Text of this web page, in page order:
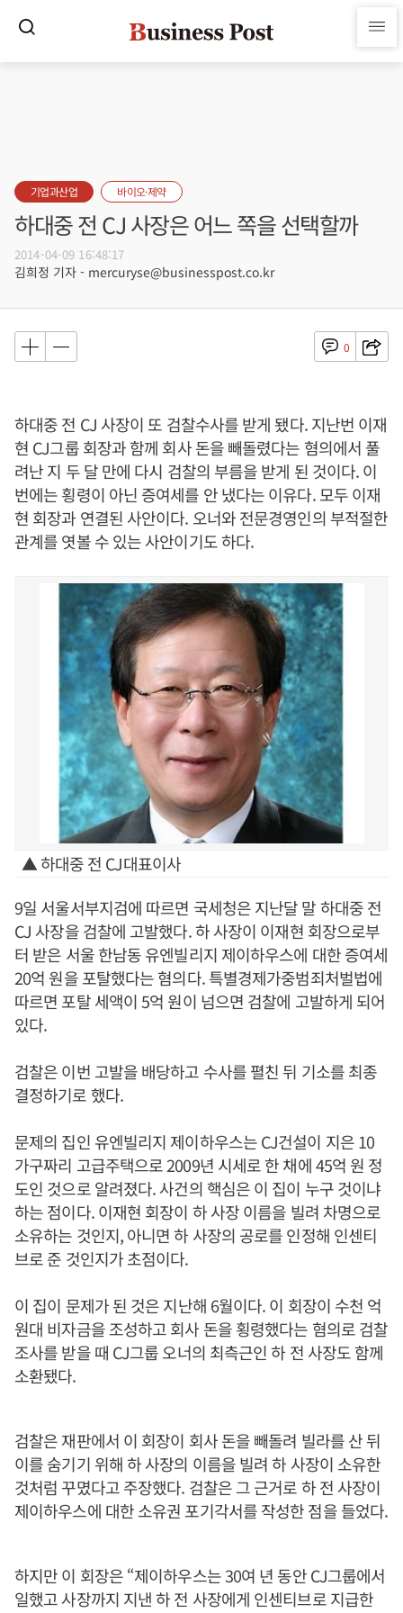
기업과산업 바이오·제약
하대중 전 CJ 사장은 어느 쪽을 선택할까
2014-04-09 16:48:17
김희정 기자 - mercuryse@businesspost.co.kr
0
하대중 전 CJ 사장이 또 검찰수사를 받게 됐다. 지난번 이재
현 CJ그룹 회장과 함께 회사 돈을 빼돌렸다는 혐의에서 풀
려난 지 두 달 만에 다시 검찰의 부름을 받게 된 것이다. 이
번에는 횡령이 아닌 증여세를 안 냈다는 이유다. 모두 이재
현 회장과 연결된 사안이다. 오너와 전문경영인의 부적절한
관계를 엿볼 수 있는 사안이기도 하다.
▲ 하대중 전 CJ대표이사
9일 서울서부지검에 따르면 국세청은 지난달 말 하대중 전
CJ 사장을 검찰에 고발했다. 하 사장이 이재현 회장으로부
터 받은 서울 한남동 유엔빌리지 제이하우스에 대한 증여세
20억 원을 포탈했다는 혐의다. 특별경제가중범죄처벌법에
따르면 포탈 세액이 5억 원이 넘으면 검찰에 고발하게 되어
있다.
검찰은 이번 고발을 배당하고 수사를 펼친 뒤 기소를 최종
결정하기로 했다.
문제의 집인 유엔빌리지 제이하우스는 CJ건설이 지은 10
가구짜리 고급주택으로 2009년 시세로 한 채에 45억 원 정
도인 것으로 알려졌다. 사건의 핵심은 이 집이 누구 것이냐
하는 점이다. 이재현 회장이 하 사장 이름을 빌려 차명으로
소유하는 것인지, 아니면 하 사장의 공로를 인정해 인센티
브로 준 것인지가 초점이다.
이 집이 문제가 된 것은 지난해 6월이다. 이 회장이 수천 억
원대 비자금을 조성하고 회사 돈을 횡령했다는 혐의로 검찰
조사를 받을 때 CJ그룹 오너의 최측근인 하 전 사장도 함께
소환됐다.
검찰은 재판에서 이 회장이 회사 돈을 빼돌려 빌라를 산 뒤
이를 숨기기 위해 하 사장의 이름을 빌려 하 사장이 소유한
것처럼 꾸몄다고 주장했다. 검찰은 그 근거로 하 전 사장이
제이하우스에 대한 소유권 포기각서를 작성한 점을 들었다.
하지만 이 회장은 “제이하우스는 30여 년 동안 CJ그룹에서
일했고 사장까지 지낸 하 전 사장에게 인센티브로 지급한